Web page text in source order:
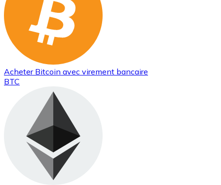
Acheter Bitcoin avec virement bancaire
BTC